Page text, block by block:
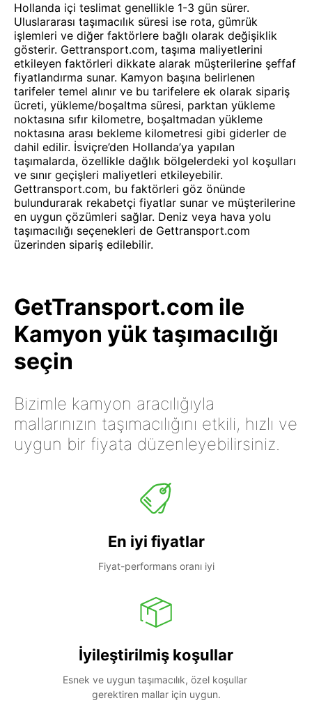
Hollanda içi teslimat genellikle 1-3 gün sürer.
Uluslararası taşımacılık süresi ise rota, gümrük
işlemleri ve diğer faktörlere bağlı olarak değişiklik
gösterir. Gettransport.com, taşıma maliyetlerini
etkileyen faktörleri dikkate alarak müşterilerine şeffaf
fiyatlandırma sunar. Kamyon başına belirlenen
tarifeler temel alınır ve bu tarifelere ek olarak sipariş
ücreti, yükleme/boşaltma süresi, parktan yükleme
noktasına sıfır kilometre, boşaltmadan yükleme
noktasına arası bekleme kilometresi gibi giderler de
dahil edilir. İsviçre’den Hollanda’ya yapılan
taşımalarda, özellikle dağlık bölgelerdeki yol koşulları
ve sınır geçişleri maliyetleri etkileyebilir.
Gettransport.com, bu faktörleri göz önünde
bulundurarak rekabetçi fiyatlar sunar ve müşterilerine
en uygun çözümleri sağlar. Deniz veya hava yolu
taşımacılığı seçenekleri de Gettransport.com
üzerinden sipariş edilebilir.
GetTransport.com ile
Kamyon yük taşımacılığı
seçin
Bizimle kamyon aracılığıyla
mallarınızın taşımacılığını etkili, hızlı ve
uygun bir fiyata düzenleyebilirsiniz.
En iyi fiyatlar
Fiyat-performans oranı iyi
İyileştirilmiş koşullar
Esnek ve uygun taşımacılık, özel koşullar
gerektiren mallar için uygun.